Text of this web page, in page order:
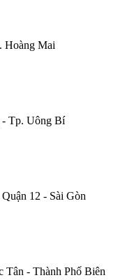
Hoàng Mai
- Tp. Uông Bí
12 - Sài Gòn
- Thành Phố Biên